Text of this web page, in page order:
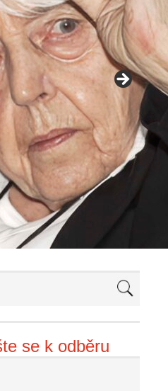
prostor
Petr Šálek
portrét Franka Zappy
se k odběru